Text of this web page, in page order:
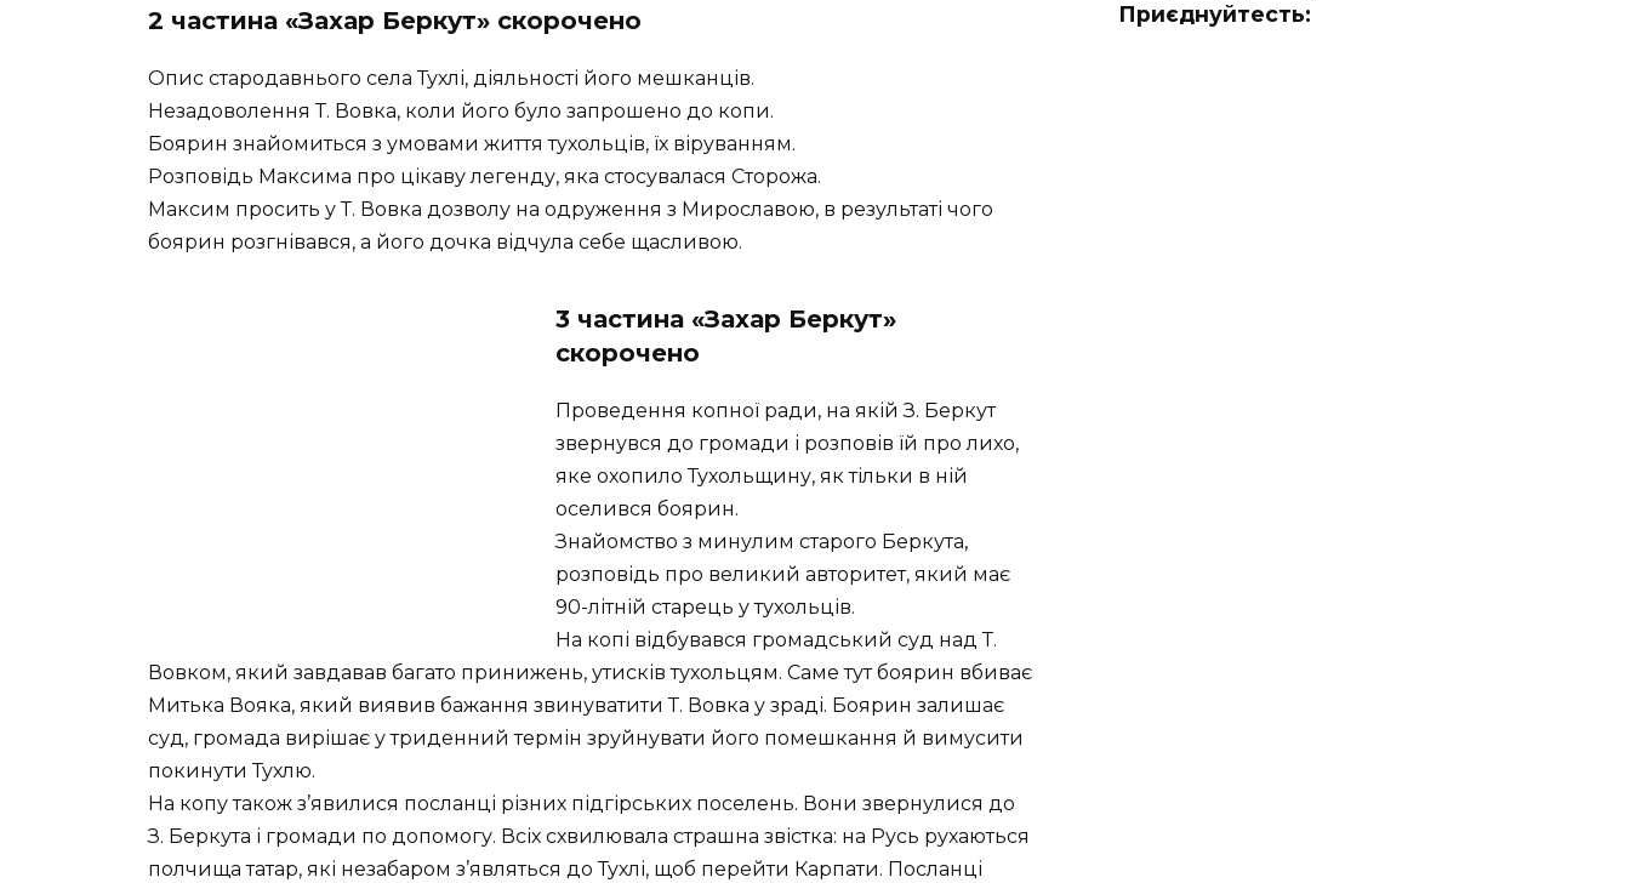
2 частина «Захар Беркут» скорочено
Опис стародавнього села Тухлі, діяльності його мешканців.
Незадоволення Т. Вовка, коли його було запрошено до копи.
Боярин знайомиться з умовами життя тухольців, їх віруванням.
Розповідь Максима про цікаву легенду, яка стосувалася Сторожа.
Максим просить у Т. Вовка дозволу на одруження з Мирославою, в результаті чого
боярин розгнівався, а його дочка відчула себе щасливою.
3 частина «Захар Беркут»
скорочено
Проведення копної ради, на якій З. Беркут
звернувся до громади і розповів їй про лихо,
яке охопило Тухольщину, як тільки в ній
оселився боярин.
Знайомство з минулим старого Беркута,
розповідь про великий авторитет, який має
90-літній старець у тухольців.
На копі відбувався громадський суд над Т.
Вовком, який завдавав багато принижень, утисків тухольцям. Саме тут боярин вбиває
Митька Вояка, який виявив бажання звинуватити Т. Вовка у зраді. Боярин залишає
суд, громада вирішає у триденний термін зруйнувати його помешкання й вимусити
покинути Тухлю.
На копу також з’явилися посланці різних підгірських поселень. Вони звернулися до
З. Беркута і громади по допомогу. Всіх схвилювала страшна звістка: на Русь рухаються
полчища татар, які незабаром з’являться до Тухлі, щоб перейти Карпати. Посланці
Приєднуйтесть: